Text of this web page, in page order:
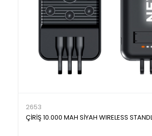
2653
ÇİRİŞ 10.000 MAH SİYAH WIRELESS